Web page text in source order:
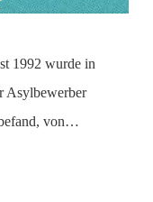
1992 wurde in
Asylbewerber
von…